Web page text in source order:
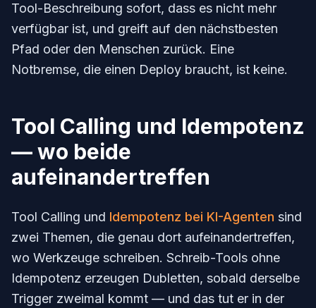
Tool-Beschreibung sofort, dass es nicht mehr
verfügbar ist, und greift auf den nächstbesten
Pfad oder den Menschen zurück. Eine
Notbremse, die einen Deploy braucht, ist keine.
Tool Calling und Idempotenz
— wo beide
aufeinandertreffen
Tool Calling und Idempotenz bei KI-Agenten sind
zwei Themen, die genau dort aufeinandertreffen,
wo Werkzeuge schreiben. Schreib-Tools ohne
Idempotenz erzeugen Dubletten, sobald derselbe
Trigger zweimal kommt — und das tut er in der